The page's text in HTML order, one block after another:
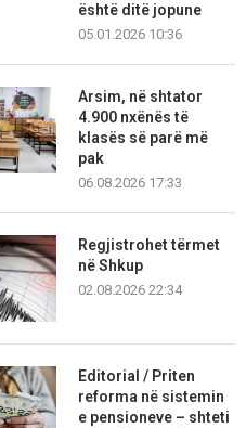
është ditë jopune
05.01.2026 10:36
Arsim, në shtator
4.900 nxënës të
klasës së parë më
pak
06.08.2026 17:33
Regjistrohet tërmet
në Shkup
02.08.2026 22:34
Editorial / Priten
reforma në sistemin
e pensioneve – shteti